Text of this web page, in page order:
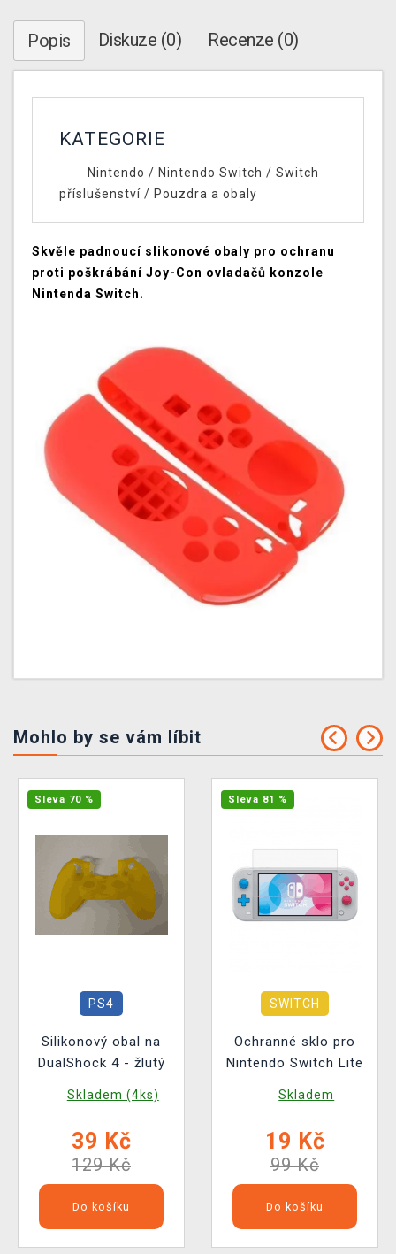
Popis Diskuze (0) Recenze (0)
KATEGORIE
Nintendo / Nintendo Switch / Switch
příslušenství / Pouzdra a obaly
Skvěle padnoucí slikonové obaly pro ochranu
proti poškrábání Joy-Con ovladačů konzole
Nintenda Switch.
Mohlo by se vám líbit
Sleva 70 %
PS4
Silikonový obal na
DualShock 4 - žlutý
Skladem (4ks)
39 Kč
129 Kč
Do košíku
Sleva 81 %
SWITCH
Ochranné sklo pro
Nintendo Switch Lite
Skladem
19 Kč
99 Kč
Do košíku